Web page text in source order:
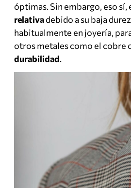
óptimas. Sin embargo, eso
relativadebido a su baja
habitualmente en joyería,
otros metales como el cobre
durabilidad.